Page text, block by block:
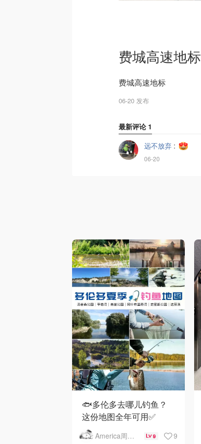
费城高速地标
费城高速地标
06-20 发布
最新评论 1
远不放弃 :
06-20
🐟多伦多去哪儿钓鱼？
这份地图全年可用✅
America周末快讯 9 9